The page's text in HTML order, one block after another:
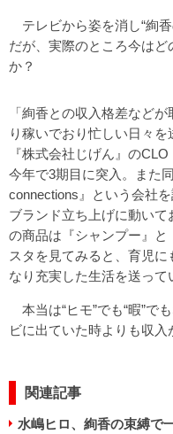
テレビから姿を消し“絢
だが、実際のところ今はど
か？
「絢香との収入格差など
り稼いでおり忙しい日々
『株式会社じげん』の
今年で3期目に突入。また
connections』という会社
ブランド立ち上げに動い
の商品は『シャンプー』
スタを見てみると、育児
なり充実した生活を送って
本当は“ヒモ”でも“暇”で
ビに出ていた時よりも収入
関連記事
水嶋ヒロ、絢香の束縛で